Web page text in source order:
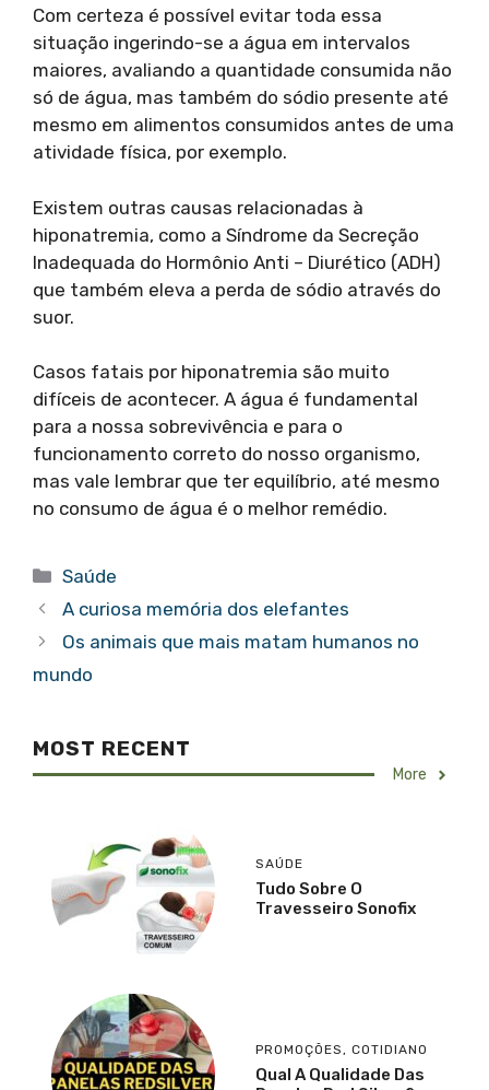
Com certeza é possível evitar toda essa
situação ingerindo-se a água em intervalos
maiores, avaliando a quantidade consumida não
só de água, mas também do sódio presente até
mesmo em alimentos consumidos antes de uma
atividade física, por exemplo.
Existem outras causas relacionadas à
hiponatremia, como a Síndrome da Secreção
Inadequada do Hormônio Anti – Diurético (ADH)
que também eleva a perda de sódio através do
suor.
Casos fatais por hiponatremia são muito
difíceis de acontecer. A água é fundamental
para a nossa sobrevivência e para o
funcionamento correto do nosso organismo,
mas vale lembrar que ter equilíbrio, até mesmo
no consumo de água é o melhor remédio.
Categorias
Saúde
A curiosa memória dos elefantes
Os animais que mais matam humanos no
mundo
MOST RECENT
More
SAÚDE
Tudo Sobre O
Travesseiro Sonofix
PROMOÇÕES , COTIDIANO
Qual A Qualidade Das